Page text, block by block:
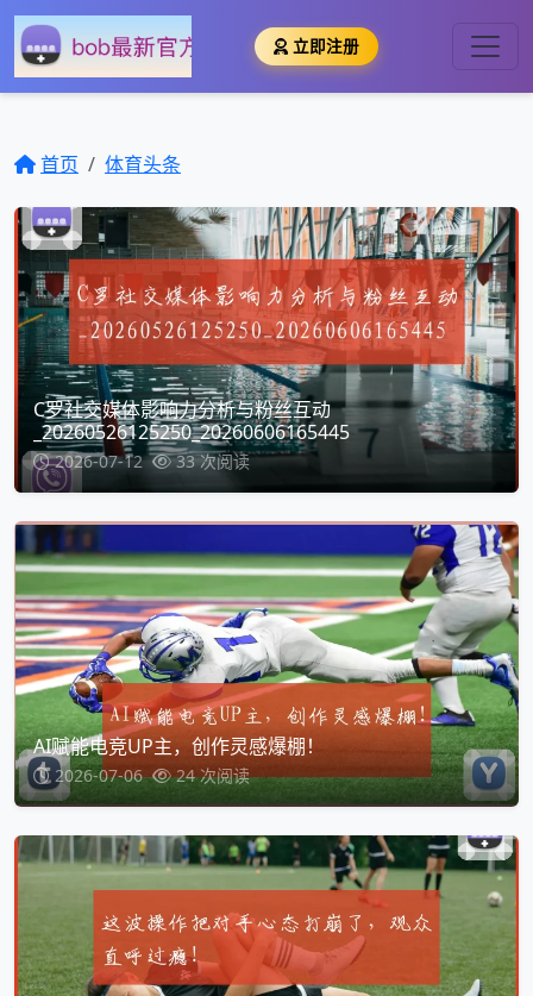
立即注册
首页 体育头条
C罗社交媒体影响力分析与粉丝互动
_20260526125250_20260606165445
2026-07-12 33 次阅读
AI赋能电竞UP主，创作灵感爆棚！
2026-07-06 24 次阅读